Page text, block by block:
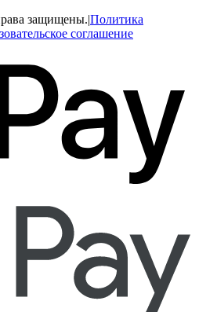
защищены.|Политика
соглашение